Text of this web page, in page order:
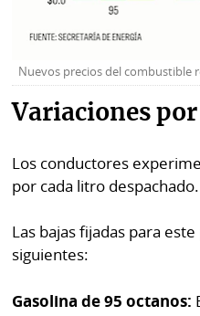
Repregunta
Nuevos precios del combustible
Variaciones
Los conductores
por cada litro despachado.
Las bajas fijadas para
siguientes:
Gasolina de 95 octanos: